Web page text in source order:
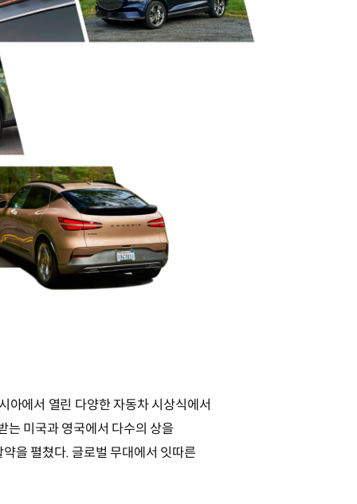
아에서 열린 다양한 자동차 시상식에서
는 미국과 영국에서 다수의 상을
을 펼쳤다. 글로벌 무대에서 잇따른